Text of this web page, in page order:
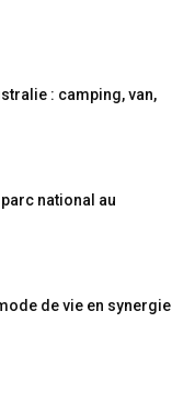
: camping, van,
national au
de vie en synergie